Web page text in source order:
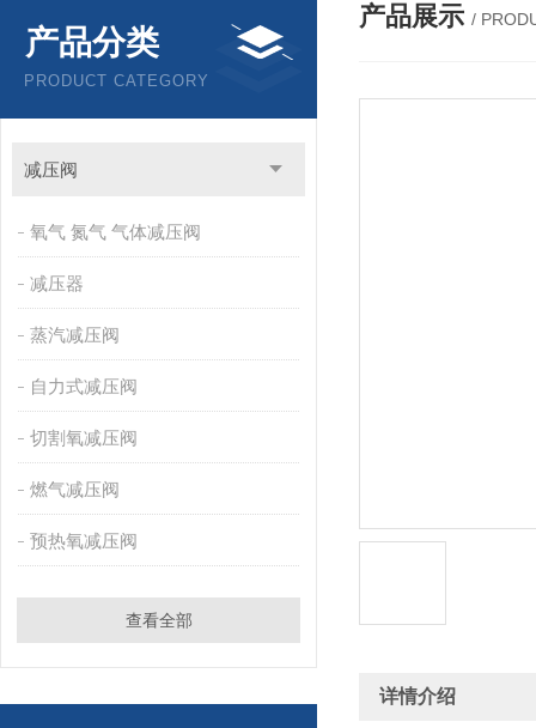
产品分类
PRODUCT CATEGORY
减压阀
氧气 氮气 气体减压阀
减压器
蒸汽减压阀
自力式减压阀
切割氧减压阀
燃气减压阀
预热氧减压阀
查看全部
产品展示 /
详情介绍